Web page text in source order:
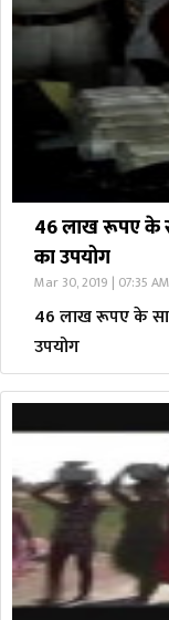
46 लाख रूपए के
का उपयोग
Mar 30, 2019 | 07:35 AM
46 लाख रूपए के
उपयोग